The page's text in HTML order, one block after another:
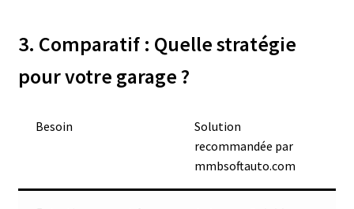
3. Comparatif : Quelle stratégie
pour votre garage ?
Besoin
Solution
recommandée par
mmbsoftauto.com